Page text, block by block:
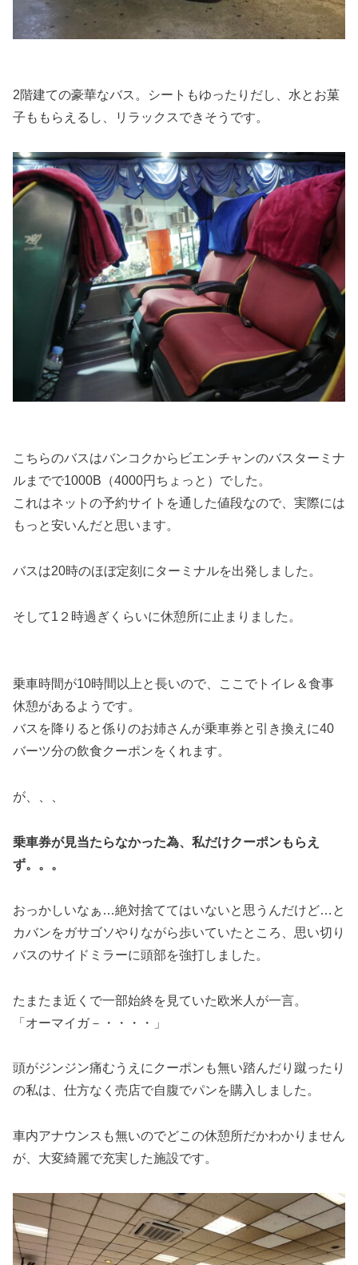
2階建ての豪華なバス。シートもゆったりだし、水とお菓
子ももらえるし、リラックスできそうです。
こちらのバスはバンコクからビエンチャンのバスターミナ
ルまでで1000B（4000円ちょっと）でした。
これはネットの予約サイトを通した値段なので、実際には
もっと安いんだと思います。
バスは20時のほぼ定刻にターミナルを出発しました。
そして1２時過ぎくらいに休憩所に止まりました。
乗車時間が10時間以上と長いので、ここでトイレ＆食事
休憩があるようです。
バスを降りると係りのお姉さんが乗車券と引き換えに40
バーツ分の飲食クーポンをくれます。
が、、、
乗車券が見当たらなかった為、私だけクーポンもらえ
ず。。。
おっかしいなぁ…絶対捨ててはいないと思うんだけど…と
カバンをガサゴソやりながら歩いていたところ、思い切り
バスのサイドミラーに頭部を強打しました。
たまたま近くで一部始終を見ていた欧米人が一言。
「オーマイガ－・・・・」
頭がジンジン痛むうえにクーポンも無い踏んだり蹴ったり
の私は、仕方なく売店で自腹でパンを購入しました。
車内アナウンスも無いのでどこの休憩所だかわかりません
が、大変綺麗で充実した施設です。